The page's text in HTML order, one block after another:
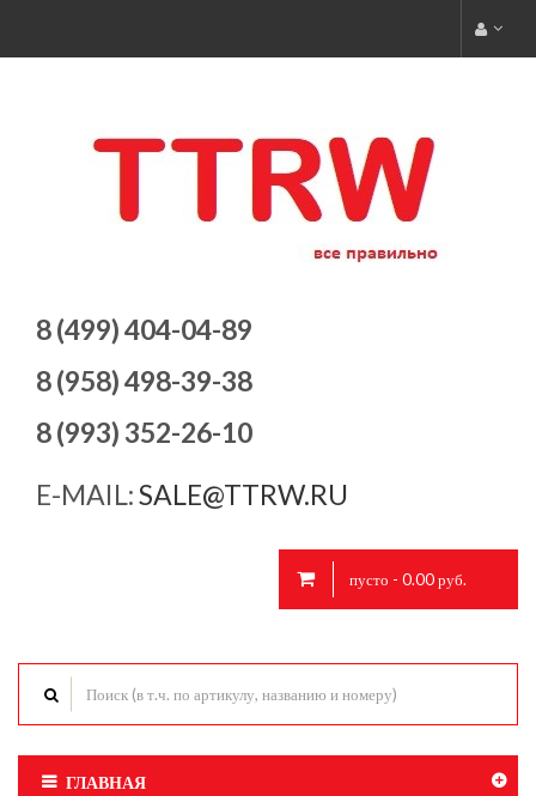
8 (499) 404-04-89
8 (958) 498-39-38
8 (993) 352-26-10
E-MAIL:SALE@TTRW.RU
пусто - 0.00 руб.
ГЛАВНАЯ